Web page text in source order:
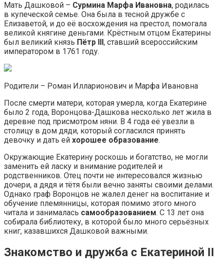
Мать Дашковой – Сурмина Марфа Ивановна, родилась
в купеческой семье. Она была в тесной дружбе с
Елизаветой, и до её восхождения на престол, помогала
великой княгине деньгами. Крёстным отцом Екатерины
был великий князь Пётр III , ставший всероссийским
императором в 1761 году.
Родители – Роман Илларионович и Марфа Ивановна
После смерти матери, которая умерла, когда Екатерине
было 2 года, Воронцова-Дашкова несколько лет жила в
деревне под присмотром няни. В 4 года её увезли в
столицу в дом дяди, который согласился принять
девочку и дать ей хорошее образование.
Окружающие Екатерину роскошь и богатство, не могли
заменить ей ласку и внимание родителей и
родственников. Отец почти не интересовался жизнью
дочери, а дядя и тётя были вечно заняты своими делами.
Однако граф Воронцов не жалел денег на воспитание и
обучение племянницы, которая помимо этого много
читала и занималась самообразованием. С 13 лет она
собирала библиотеку, в которой было много серьёзных
книг, казавшихся Дашковой важными.
Знакомство и дружба с Екатериной II